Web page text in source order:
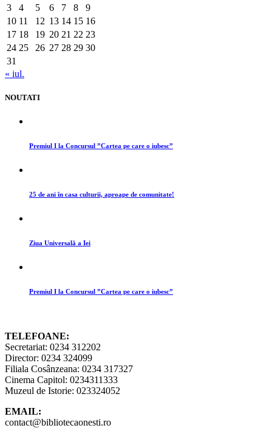
3
4 5 6 7 8
9
10 11 12 13 14 15 16
17 18 19 20 21 22 23
24 25 26 27 28 29 30
31
« iul.
NOUTATI
Premiul I la Concursul ”Cartea pe care o iubesc”
25 de ani în casa culturii, aproape de comunitate!
Ziua Universală a Iei
Premiul I la Concursul ”Cartea pe care o iubesc”
TELEFOANE:
Secretariat: 0234 312202
Director: 0234 324099
Filiala Cosânzeana: 0234 317327
Cinema Capitol: 0234311333
Muzeul de Istorie: 023324052
EMAIL:
contact@bibliotecaonesti.ro